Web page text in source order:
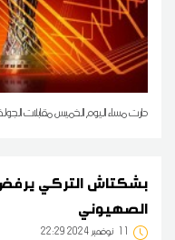
دارت مساء اليوم الخميس مقابلات الجولة
بشكتاش التركي
الصهيوني
11 22:29 2024 نوفمبر